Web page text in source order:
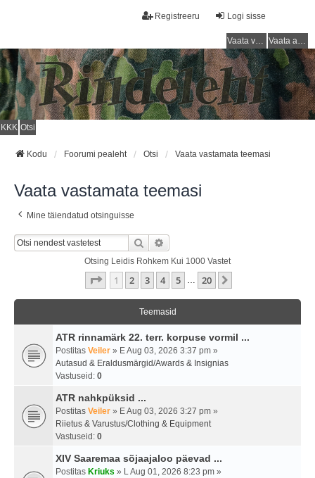
Logi sisse
Registreeru
Vaata vastamata teemasi Vaata aktiivseid teemasid
KKK Otsi
Kodu Foorumi pealeht Otsi Vaata vastamata teemasi
Vaata vastamata teemasi
Mine täiendatud otsinguisse
Otsi
Otsing Leidis Rohkem Kui 1000 Vastet
1 . Leht20 -st
1 2 3 4 5 … 20
Teemasid
ATR rinnamärk 22. terr. korpuse vormil ...
Postitas Veiler » E Aug 03, 2026 3:37 pm »
Autasud & Eraldusmärgid/Awards & Insignias
Vastuseid: 0
ATR nahkpüksid ...
Postitas Veiler » E Aug 03, 2026 3:27 pm »
Riietus & Varustus/Clothing & Equipment
Vastuseid: 0
XIV Saaremaa sõjaajaloo päevad ...
Postitas Kriuks » L Aug 01, 2026 8:23 pm »